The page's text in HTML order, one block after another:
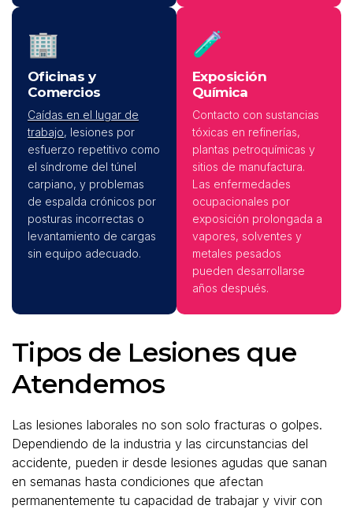
🏢
Oficinas y
Comercios
Caídas en el lugar de
trabajo, lesiones por
esfuerzo repetitivo como
el síndrome del túnel
carpiano, y problemas
de espalda crónicos por
posturas incorrectas o
levantamiento de cargas
sin equipo adecuado.
🧪
Exposición
Química
Contacto con sustancias
tóxicas en refinerías,
plantas petroquímicas y
sitios de manufactura.
Las enfermedades
ocupacionales por
exposición prolongada a
vapores, solventes y
metales pesados
pueden desarrollarse
años después.
Tipos de Lesiones que
Atendemos
Las lesiones laborales no son solo fracturas o golpes.
Dependiendo de la industria y las circunstancias del
accidente, pueden ir desde lesiones agudas que sanan
en semanas hasta condiciones que afectan
permanentemente tu capacidad de trabajar y vivir con